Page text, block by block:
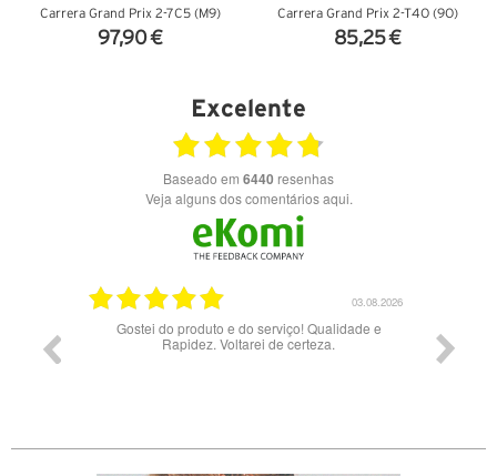
Carrera Grand Prix 2-7C5 (M9)
97,90 €
Carrera Grand Prix 2-T4O (9O)
85,25 €
Excelente
Baseado em 6440 resenhas
Veja alguns dos comentários aqui.
03.08.2026
Qualidade e
certeza.
Bons óculos.